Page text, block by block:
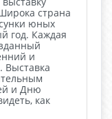
страна
юных
год. Каждая
и
Выставка
и Дню
как